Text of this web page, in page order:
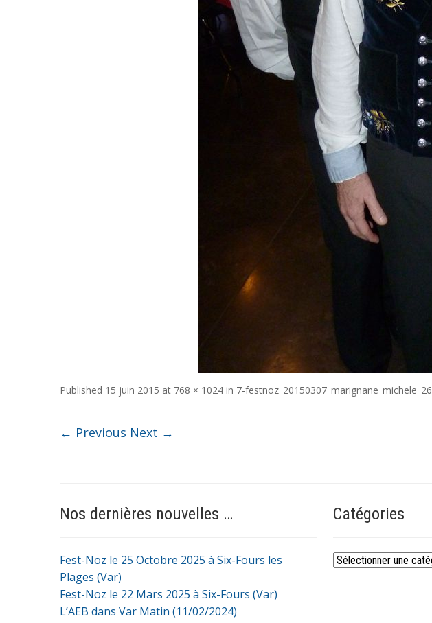
Published 15 juin 2015 at 768 × 1024 in 7-festnoz_20150307_marignane_michele_26
← Previous Next →
Nos dernières nouvelles …
Fest-Noz le 25 Octobre 2025 à Six-Fours les
Plages (Var)
Fest-Noz le 22 Mars 2025 à Six-Fours (Var)
L’AEB dans Var Matin (11/02/2024)
Catégories
Catégories